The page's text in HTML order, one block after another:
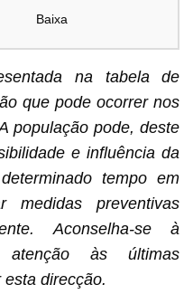
Baixa
na tabela de
que pode ocorrer nos
população pode, deste
e influência da
tempo em
medidas preventivas
Aconselha-se à
atenção às últimas
direcção.